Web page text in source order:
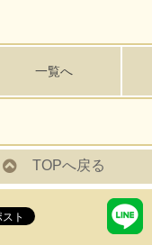
一覧へ
TOPへ戻る